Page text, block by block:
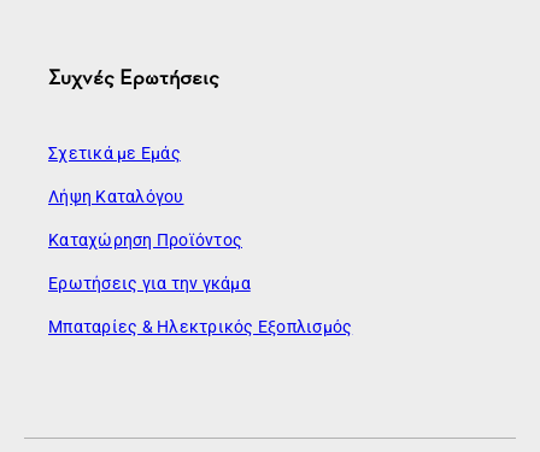
Συχνές Ερωτήσεις
Σχετικά με Εμάς
Λήψη Καταλόγου
Καταχώρηση Προϊόντος
Ερωτήσεις για την γκάμα
Μπαταρίες & Ηλεκτρικός Εξοπλισμός